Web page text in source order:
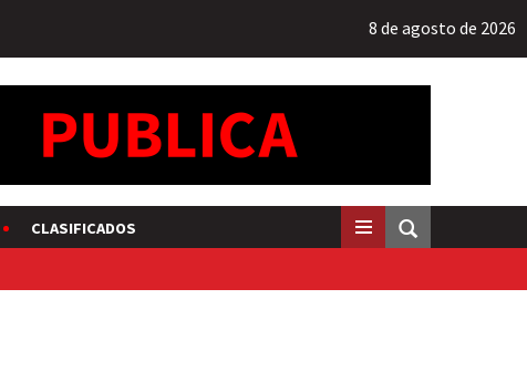
8 de agosto de 2026
CLASIFICADOS